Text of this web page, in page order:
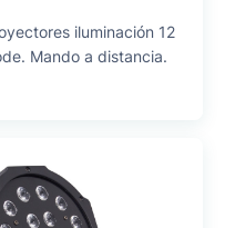
iluminación 12
Mando a distancia.